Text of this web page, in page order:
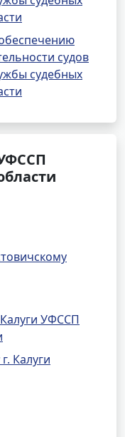
судов
судебных
УФССП
Калуги